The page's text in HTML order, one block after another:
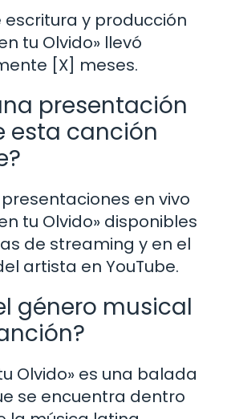
escritura y producción
tu Olvido» llevó
[X] meses.
presentación
esta canción
en vivo
tu Olvido» disponibles
de streaming y en el
artista en YouTube.
género musical
Olvido» es una balada
se encuentra dentro